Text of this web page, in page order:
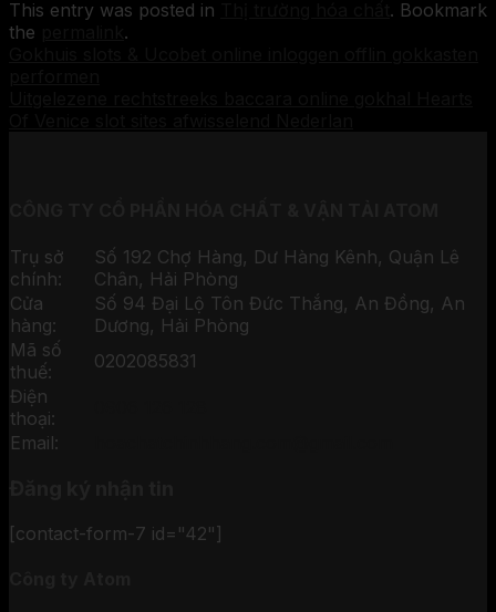
This entry was posted in
. Bookmark
the
.
Trụ sở
chính:
Số 192 Chợ Hàng, Dư Hàng Kênh, Quận Lê
Chân, Hải Phòng
Cửa
hàng:
Số 94 Đại Lộ Tôn Đức Thắng, An Đồng, An
Dương, Hải Phòng
Mã số
thuế:
0202085831
Điện
thoại:
Email:
[contact-form-7 id="42"]